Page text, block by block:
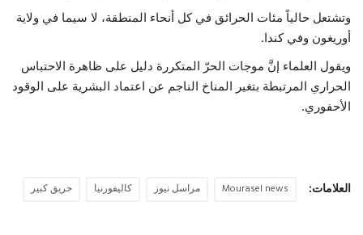
وتشتعل حالياً مئات الحرائق في كل أنحاء المنطقة، لا سيما في ولاية
أوريغون وفي كندا.
ويقول العلماء إنَّ موجات الحرّ المتكررة دليل على ظاهرة الاحتباس
الحراري المرتبطة بتغير المناخ الناجم عن اعتماد البشرية على الوقود
الأحفوري.
العلامات: Mourasel news مراسل نيوز كاليفورنيا حريق كبير